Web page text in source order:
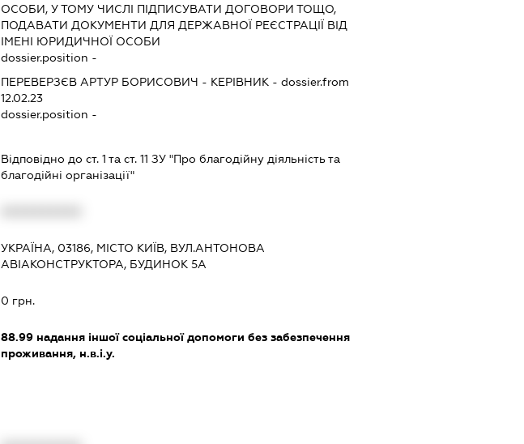
ОСОБИ, У ТОМУ ЧИСЛІ ПІДПИСУВАТИ ДОГОВОРИ ТОЩО,
ПОДАВАТИ ДОКУМЕНТИ ДЛЯ ДЕРЖАВНОЇ РЕЄСТРАЦІЇ ВІД
ІМЕНІ ЮРИДИЧНОЇ ОСОБИ
dossier.position -
ПЕРЕВЕРЗЄВ АРТУР БОРИСОВИЧ - КЕРІВНИК - dossier.from
12.02.23
dossier.position -
Відповідно до ст. 1 та ст. 11 ЗУ "Про благодійну діяльність та
благодійні організації"
УКРАЇНА, 03186, МІСТО КИЇВ, ВУЛ.АНТОНОВА
АВІАКОНСТРУКТОРА, БУДИНОК 5А
0 грн.
88.99надання іншої соціальної допомоги без забезпечення
проживання, н.в.і.у.